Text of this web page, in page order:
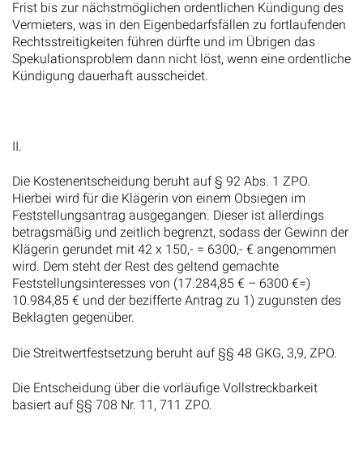
Frist bis zur nächstmöglichen ordentlichen Kündigung des
Vermieters, was in den Eigenbedarfsfällen zu fortlaufenden
Rechtsstreitigkeiten führen dürfte und im Übrigen das
Spekulationsproblem dann nicht löst, wenn eine ordentliche
Kündigung dauerhaft ausscheidet.
II.
Die Kostenentscheidung beruht auf § 92 Abs. 1 ZPO.
Hierbei wird für die Klägerin von einem Obsiegen im
Feststellungsantrag ausgegangen. Dieser ist allerdings
betragsmäßig und zeitlich begrenzt, sodass der Gewinn der
Klägerin gerundet mit 42 x 150,- = 6300,- € angenommen
wird. Dem steht der Rest des geltend gemachte
Feststellungsinteresses von (17.284,85 € – 6300 €=)
10.984,85 € und der bezifferte Antrag zu 1) zugunsten des
Beklagten gegenüber.
Die Streitwertfestsetzung beruht auf §§ 48 GKG, 3,9, ZPO.
Die Entscheidung über die vorläufige Vollstreckbarkeit
basiert auf §§ 708 Nr. 11, 711 ZPO.